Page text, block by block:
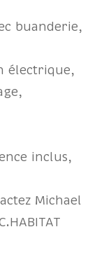
buanderie,
électrique,
inclus,
Michael